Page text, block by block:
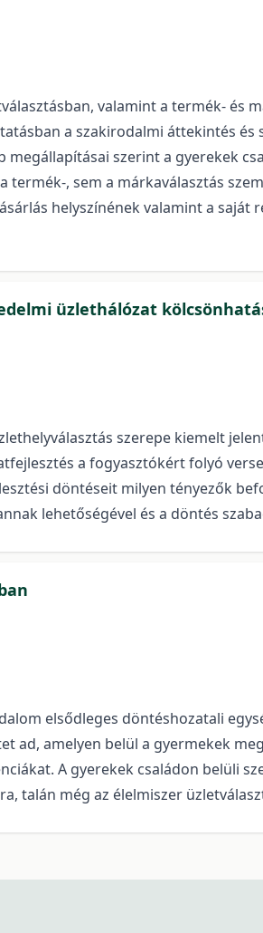
valamint a termék- és
a szakirodalmi áttekintés
szerint a gyerekek
, sem a márkaválasztás
helyszínének valamint a saját
üzlethálózat
szerepe kiemelt
a fogyasztókért folyó
döntéseit milyen tényezők
lehetőségével és a döntés
elsődleges döntéshozatali
ad, amelyen belül a gyermekek
A gyerekek családon belüli
talán még az élelmiszer